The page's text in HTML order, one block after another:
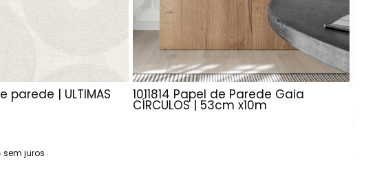
parede | ÚLTIMAS
sem juros
1011814 Papel de Parede Gaia
CÍRCULOS | 53cm x10m
Ou